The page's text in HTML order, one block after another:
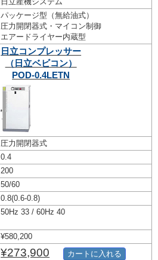
パッケージ型（無給油式）
圧力開閉器式・マイコン制御
エアードライヤー内蔵型
日立コンプレッサー
（日立ベビコン）
POD-0.4LETN
圧力開閉器式
0.4
200
50/60
0.8(0.6-0.8)
50Hz 33 / 60Hz 40
¥580,200
¥273,900 カートに入れる